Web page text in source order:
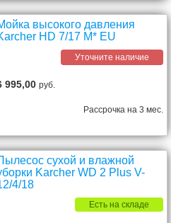
высокого давления
HD 7/17 M* EU
Уточните наличие
995,00руб.
Рассрочка на 3 мес.
сухой и влажной
Karcher WD 2 Plus V-
4/18
Есть на складе